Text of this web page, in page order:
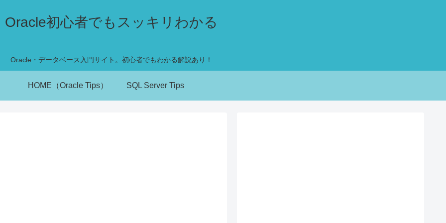
Oracle初心者でもスッキリわかる
Oracle・データベース入門サイト。初心者でもわかる解説あり！
HOME（Oracle Tips） SQL Server Tips